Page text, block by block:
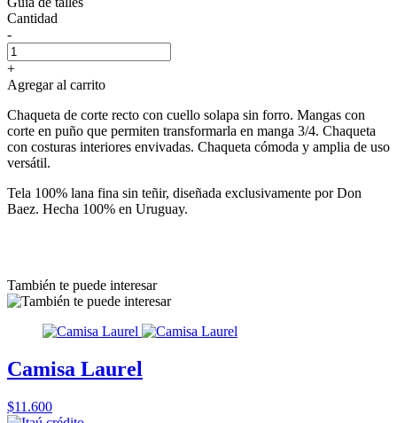
Cantidad
-
+
Agregar al carrito
Chaqueta de corte recto con cuello solapa sin forro. Mangas con
corte en puño que permiten transformarla en manga 3/4. Chaqueta
con costuras interiores envivadas. Chaqueta cómoda y amplia de uso
versátil.
Tela 100% lana fina sin teñir, diseñada exclusivamente por Don
Baez. Hecha 100% en Uruguay.
También te puede interesar
Camisa Laurel
$11.600